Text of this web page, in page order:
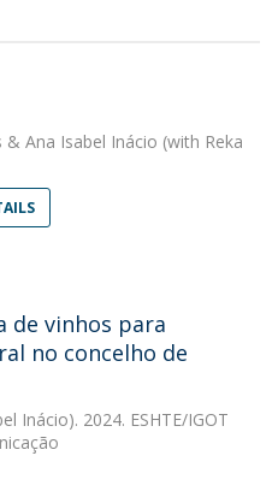
& Ana Isabel Inácio (with Reka
de vinhos para
no concelho de
Inácio). 2024. ESHTE/IGOT